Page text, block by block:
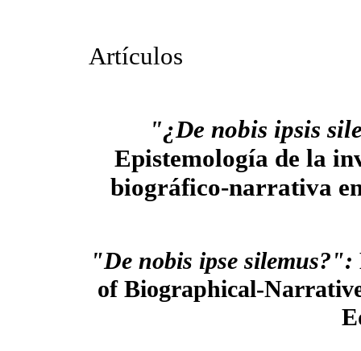
Artículos
"¿De nobis ipsis
Epistemología de la
biográfico-narrativa
"De nobis ipse silemus?":
of Biographical-